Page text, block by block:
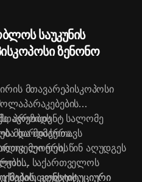
საუკუნის
ზენონო
მთავარეპისკოპოსი
მთავრობის
და მიმართავს
მეორეს, წინ აღუდგეს
საქართველოს
კონსტიტუციური
პრეზიდენტ სალომე
მხარდაჭერა.
ერის
კონსტიტუციური
საქართველოს